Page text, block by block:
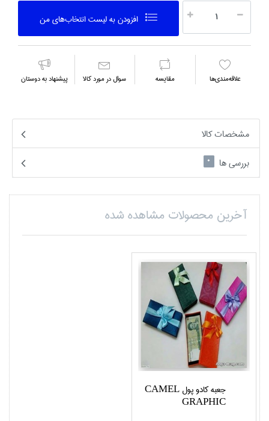
افزودن به ليست انتخاب‌هاي من
علاقه‌مندي‌ها مقايسه سوال در مورد كالا پیشنهاد به دوستان
مشخصات کالا
بررسی ها
0
آخرین محصولات مشاهده شده
جعبه كادو پول CAMEL
GRAPHIC